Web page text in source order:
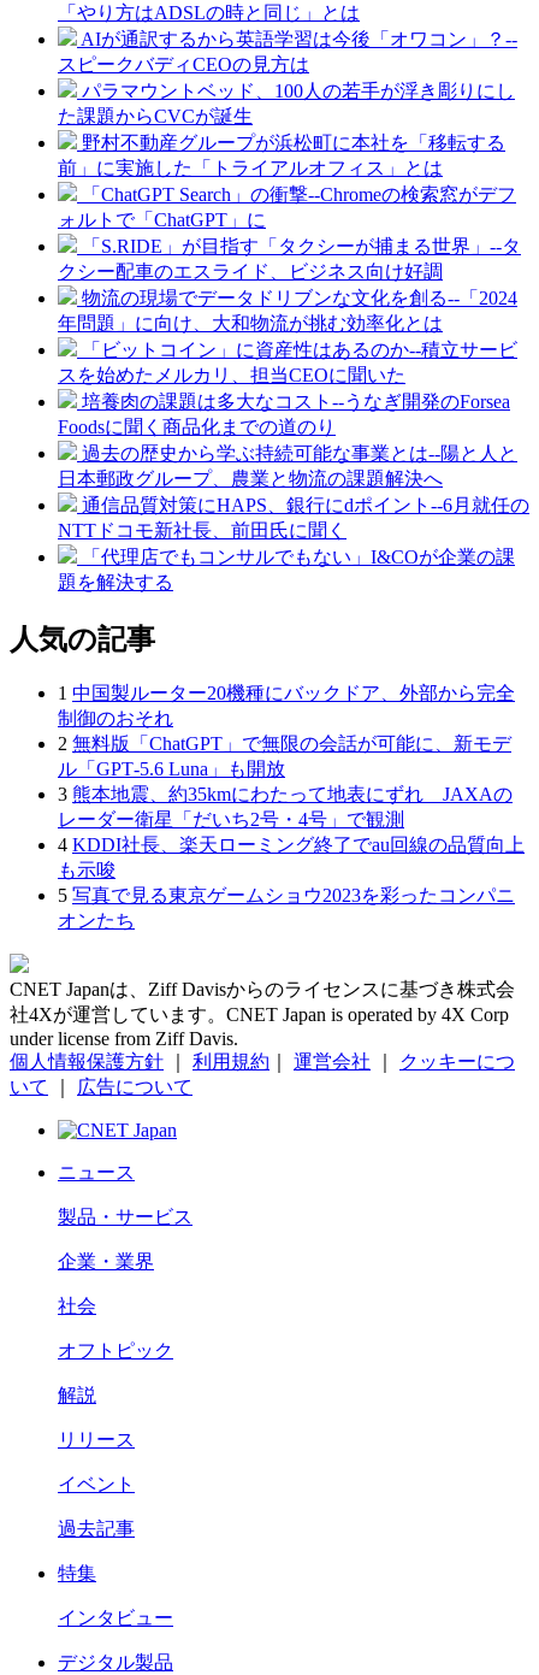
「やり方はADSLの時と同じ」とは
AIが通訳するから英語学習は今後「オワコン」？--
スピークバディCEOの見方は
パラマウントベッド、100人の若手が浮き彫りにし
た課題からCVCが誕生
野村不動産グループが浜松町に本社を「移転する
前」に実施した「トライアルオフィス」とは
「ChatGPT Search」の衝撃--Chromeの検索窓がデフ
ォルトで「ChatGPT」に
「S.RIDE」が目指す「タクシーが捕まる世界」--タ
クシー配車のエスライド、ビジネス向け好調
物流の現場でデータドリブンな文化を創る--「2024
年問題」に向け、大和物流が挑む効率化とは
「ビットコイン」に資産性はあるのか--積立サービ
スを始めたメルカリ、担当CEOに聞いた
培養肉の課題は多大なコスト--うなぎ開発のForsea
Foodsに聞く商品化までの道のり
過去の歴史から学ぶ持続可能な事業とは--陽と人と
日本郵政グループ、農業と物流の課題解決へ
通信品質対策にHAPS、銀行にdポイント--6月就任の
NTTドコモ新社長、前田氏に聞く
「代理店でもコンサルでもない」I&COが企業の課
題を解決する
人気の記事
1 中国製ルーター20機種にバックドア、外部から完全
制御のおそれ
2 無料版「ChatGPT」で無限の会話が可能に、新モデ
ル「GPT‑5.6 Luna」も開放
3 熊本地震、約35kmにわたって地表にずれ JAXAの
レーダー衛星「だいち2号・4号」で観測
4 KDDI社長、楽天ローミング終了でau回線の品質向上
も示唆
5 写真で見る東京ゲームショウ2023を彩ったコンパニ
オンたち
CNET Japanは、Ziff Davisからのライセンスに基づき株式会
社4Xが運営しています。CNET Japan is operated by 4X Corp
under license from Ziff Davis.
個人情報保護方針
利用規約 運営会社
クッキーにつ
いて
広告について
ニュース
製品・サービス
企業・業界
社会
オフトピック
解説
リリース
イベント
過去記事
特集
インタビュー
デジタル製品